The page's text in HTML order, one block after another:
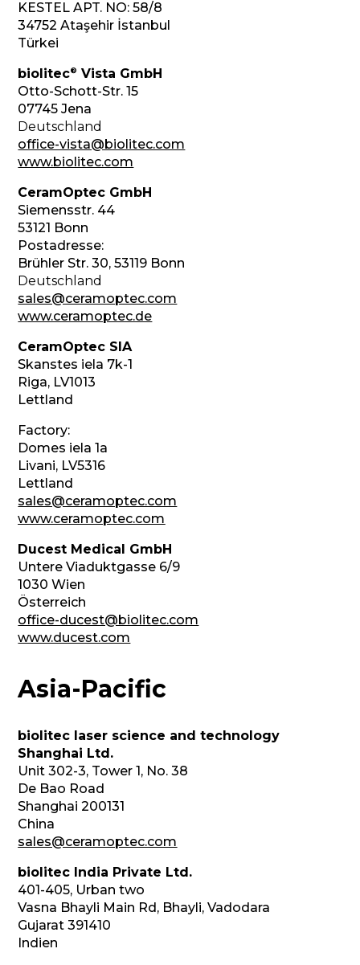
KESTEL APT. NO: 58/8
34752 Ataşehir İstanbul
Türkei
biolitec® Vista GmbH
Otto-Schott-Str. 15
07745 Jena
Deutschland
office-vista@biolitec.com
www.biolitec.com
CeramOptec GmbH
Siemensstr. 44
53121 Bonn
Postadresse:
Brühler Str. 30, 53119 Bonn
Deutschland
sales@ceramoptec.com
www.ceramoptec.de
CeramOptec SIA
Skanstes iela 7k-1
Riga, LV1013
Lettland
Factory:
Domes iela 1a
Livani, LV5316
Lettland
sales@ceramoptec.com
www.ceramoptec.com
Ducest Medical GmbH
Untere Viaduktgasse 6/9
1030 Wien
Österreich
office-ducest@biolitec.com
www.ducest.com
Asia-Pacific
biolitec laser science and technology
Shanghai Ltd.
Unit 302-3, Tower 1, No. 38
De Bao Road
Shanghai 200131
China
sales@ceramoptec.com
biolitec India Private Ltd.
401-405, Urban two
Vasna Bhayli Main Rd, Bhayli, Vadodara
Gujarat 391410
Indien